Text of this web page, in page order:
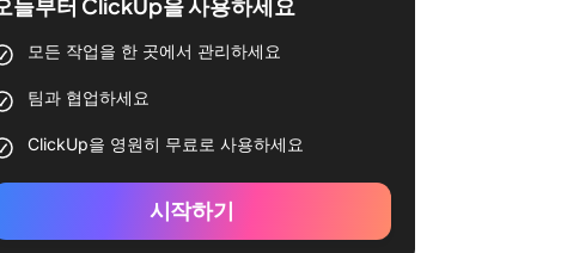
모든 작업을 한 곳에서 관리하세요
팀과 협업하세요
ClickUp을 영원히 무료로 사용하세요
시작하기